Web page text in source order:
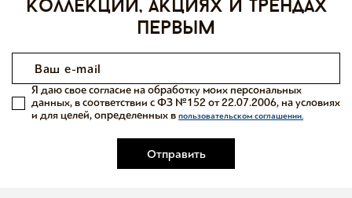
коллекций, акциях и трендах
первым
Отправить
Я даю свое согласие на обработку моих персональных
данных, в соответствии с ФЗ №152 от 22.07.2006, на условиях
и для целей, определенных в пользовательском соглашении.